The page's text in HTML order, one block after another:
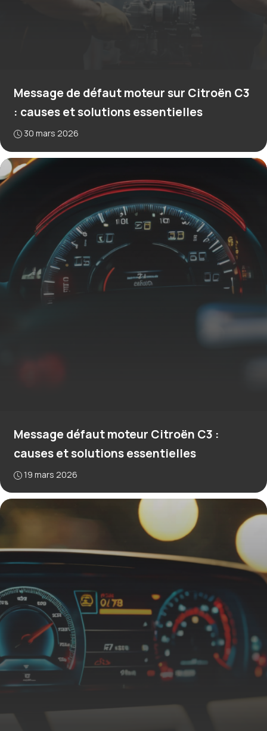
Message de défaut moteur sur Citroën C3
: causes et solutions essentielles
30 mars 2026
Message défaut moteur Citroën C3 :
causes et solutions essentielles
19 mars 2026